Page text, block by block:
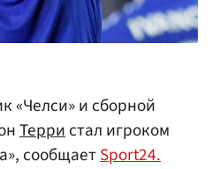
«Челси» и сборной
Терристал игроком
сообщаетSport24.